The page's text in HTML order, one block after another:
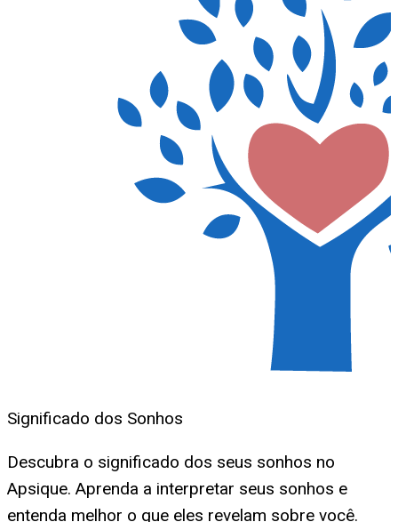
Significado dos Sonhos
Descubra o significado dos seus sonhos no
Apsique. Aprenda a interpretar seus sonhos e
entenda melhor o que eles revelam sobre você.